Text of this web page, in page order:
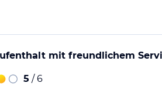
mit freundlichem
5 / 6